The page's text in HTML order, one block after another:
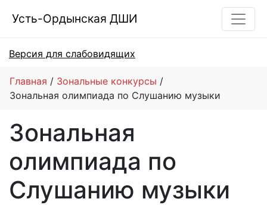
Усть-Ордынская ДШИ
Версия для слабовидящих
Главная
Зональные конкурсы
Зональная олимпиада по Слушанию музыки
Зональная
олимпиада по
Слушанию музыки